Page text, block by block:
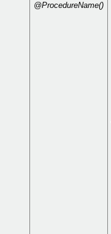
@ProcedureName()